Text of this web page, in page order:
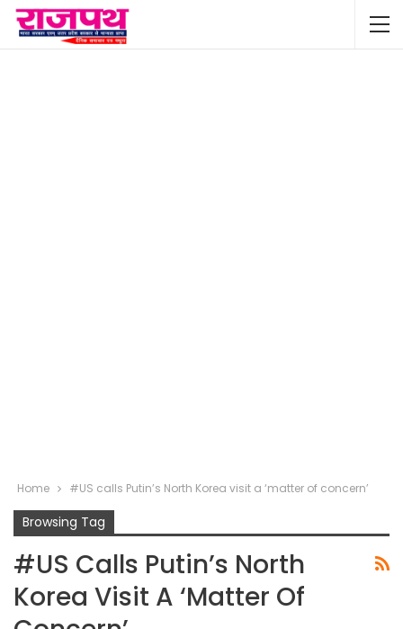
Home #US calls Putin’s North Korea visit a ‘matter of concern’
Browsing Tag
#US Calls Putin’s North
Korea Visit A ‘matter Of